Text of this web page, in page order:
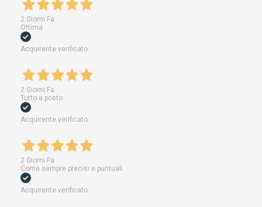
2 Giorni Fa
Ottima
Acquirente verificato
2 Giorni Fa
Tutto a posto
Acquirente verificato
2 Giorni Fa
Come sempre precisi e puntuali
Acquirente verificato